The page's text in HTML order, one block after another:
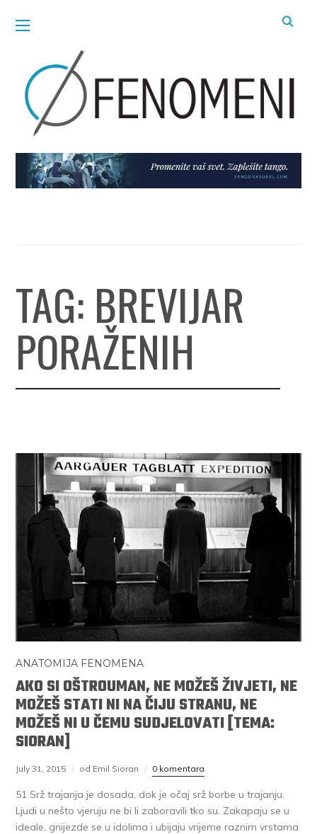
TAG: BREVIJAR
PORAŽENIH
ANATOMIJA FENOMENA
AKO SI OŠTROUMAN, NE MOŽEŠ ŽIVJETI, NE
MOŽEŠ STATI NI NA ČIJU STRANU, NE
MOŽEŠ NI U ČEMU SUDJELOVATI [TEMA:
SIORAN]
July 31, 2015 od Emil Sioran 0 komentara
51 Srž trajanja je dosada, dok je očaj srž borbe u trajanju.
Ljudi u nešto vjeruju ne bi li zaboravili tko su. Zakapaju se u
ideale, gnijezde se u idolima i ubijaju vrijeme raznim vrstama